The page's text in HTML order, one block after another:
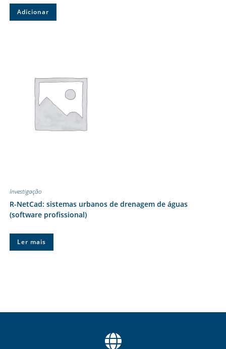
Adicionar
Investigação
R-NetCad: sistemas urbanos de drenagem de águas
(software profissional)
Ler mais